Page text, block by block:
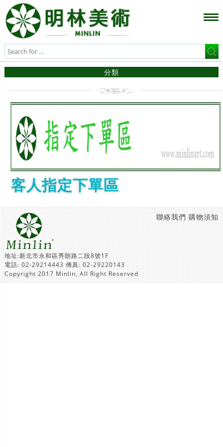
分類
客人指定下單區
購物須知
聯絡我們
地址:新北市永和區秀朗路二段8號1F
電話: 02-29214443 傳真: 02-29220143
Copyright 2017 Minlin, All Right Reserved